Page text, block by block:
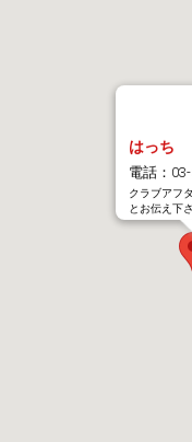
はっち
電話：
クラブアフ
とお伝え下さ